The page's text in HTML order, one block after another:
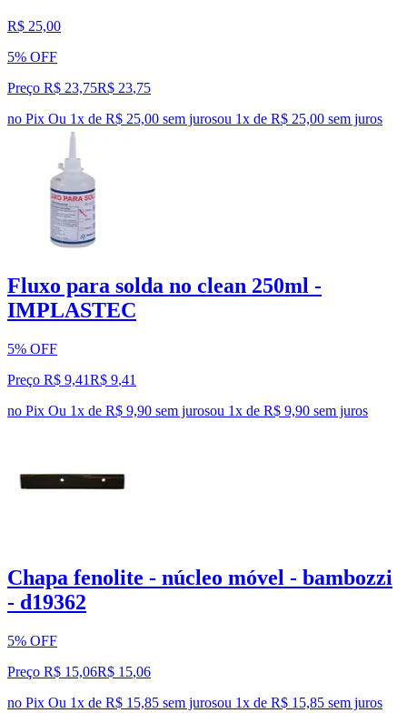
R$ 25,00
5% OFF
Preço R$ 23,75R$ 23,75
no Pix Ou 1x de R$ 25,00 sem jurosou 1x de R$ 25,00 sem juros
Fluxo para solda no clean 250ml -
IMPLASTEC
5% OFF
Preço R$ 9,41R$ 9,41
no Pix Ou 1x de R$ 9,90 sem jurosou 1x de R$ 9,90 sem juros
Chapa fenolite - núcleo móvel - bambozzi
- d19362
5% OFF
Preço R$ 15,06R$ 15,06
no Pix Ou 1x de R$ 15,85 sem jurosou 1x de R$ 15,85 sem juros